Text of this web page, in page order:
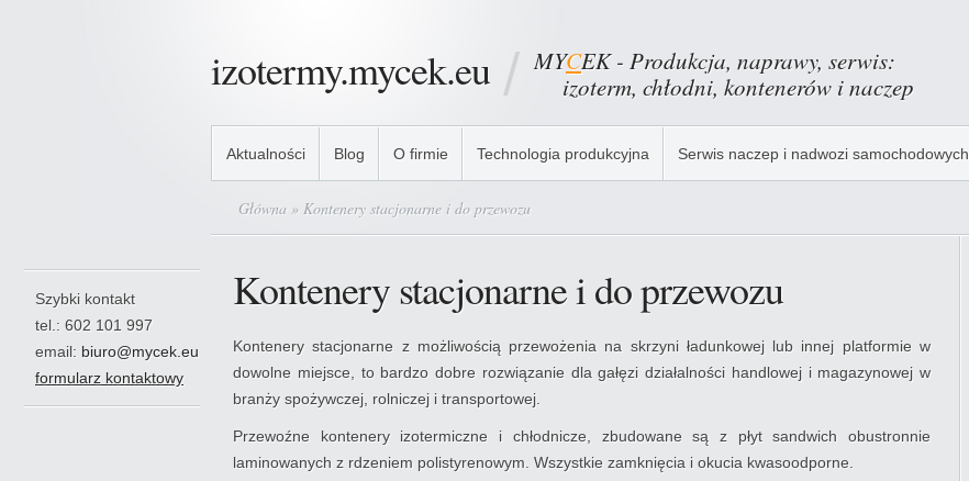
Szybki kontakt
tel.: 602 101 997
email: biuro@mycek.eu
formularz kontaktowy
izotermy.mycek.eu MYCEK - Produkcja, naprawy, serwis:
izoterm, chłodni, kontenerów i naczep
Aktualności Blog O firmie Technologia produkcyjna Serwis naczep i nadwozi samochodowych
Główna » Kontenery stacjonarne i do przewozu
Kontenery stacjonarne i do przewozu
Kontenery stacjonarne z możliwością przewożenia na skrzyni ładunkowej lub innej platformie w
dowolne miejsce, to bardzo dobre rozwiązanie dla gałęzi działalności handlowej i magazynowej w
branży spożywczej, rolniczej i transportowej.
Przewoźne kontenery izotermiczne i chłodnicze, zbudowane są z płyt sandwich obustronnie
laminowanych z rdzeniem polistyrenowym. Wszystkie zamknięcia i okucia kwasoodporne.